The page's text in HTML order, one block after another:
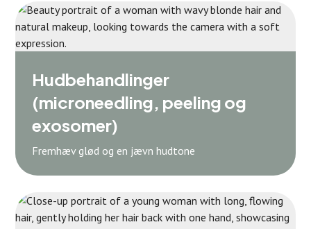
Hudbehandlinger
(microneedling, peeling og
exosomer)
Fremhæv glød og en jævn hudtone